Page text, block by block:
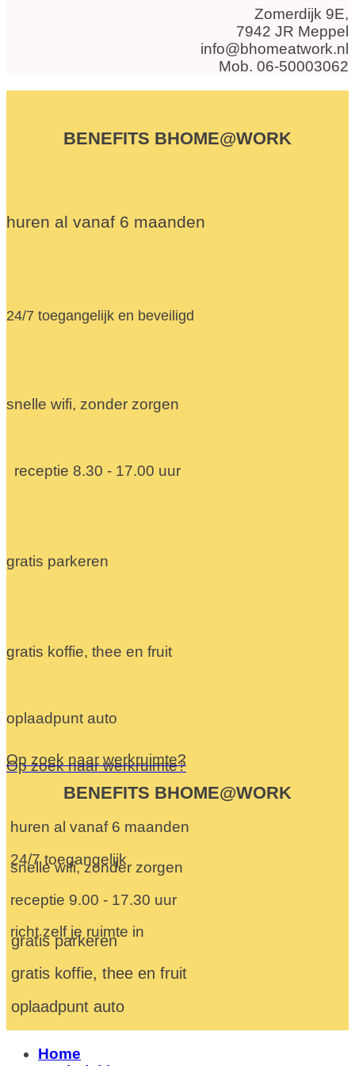
Zomerdijk 9E,
7942 JR Meppel
info@bhomeatwork.nl
Mob. 06-50003062
BENEFITS BHOME@WORK
huren al vanaf 6 maanden
24/7 toegangelijk en beveiligd
snelle wifi, zonder zorgen
receptie 8.30 - 17.00 uur
gratis parkeren
gratis koffie, thee en fruit
oplaadpunt auto
Op zoek naar werkruimte?
Op zoek naar werkruimte?
BENEFITS BHOME@WORK
huren al vanaf 6 maanden
24/7 toegangelijk
snelle wifi, zonder zorgen
receptie 9.00 - 17.30 uur
richt zelf je ruimte in
gratis parkeren
gratis koffie, thee en fruit
oplaadpunt auto
Home